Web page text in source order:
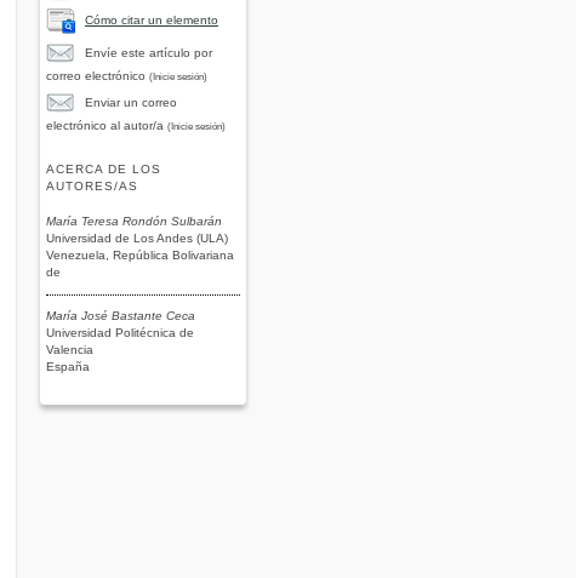
Cómo citar un elemento
Envíe este artículo por
correo electrónico (Inicie sesión)
Enviar un correo
electrónico al autor/a (Inicie sesión)
ACERCA DE LOS
AUTORES/AS
María Teresa Rondón Sulbarán
Universidad de Los Andes (ULA)
Venezuela, República Bolivariana
de
María José Bastante Ceca
Universidad Politécnica de
Valencia
España